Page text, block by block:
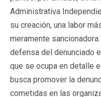
Administrativa
su creación, una labor
meramente
defensa del denunciado
que se ocupa en detalle
busca promover la
cometidas en las